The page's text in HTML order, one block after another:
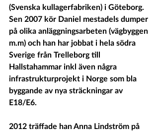
(Svenska kullagerfabriken) i Göteborg.
Sen 2007 kör Daniel mestadels dumper
på olika anläggningsarbeten (vägbyggen
m.m) och han har jobbat i hela södra
Sverige från Trelleborg till
Hallstahammar inkl även några
infrastrukturprojekt i Norge som bla
byggande av nya sträckningar av
E18/E6.
2012 träffade han Anna Lindström på